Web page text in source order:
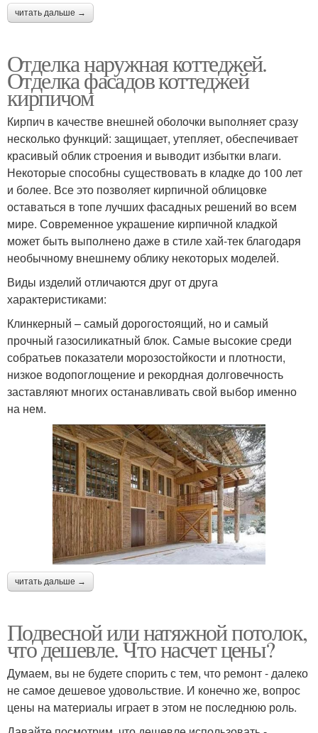
читать дальше →
Отделка наружная коттеджей.
Отделка фасадов коттеджей
кирпичом
Кирпич в качестве внешней оболочки выполняет сразу
несколько функций: защищает, утепляет, обеспечивает
красивый облик строения и выводит избытки влаги.
Некоторые способны существовать в кладке до 100 лет
и более. Все это позволяет кирпичной облицовке
оставаться в топе лучших фасадных решений во всем
мире. Современное украшение кирпичной кладкой
может быть выполнено даже в стиле хай-тек благодаря
необычному внешнему облику некоторых моделей.
Виды изделий отличаются друг от друга
характеристиками:
Клинкерный – самый дорогостоящий, но и самый
прочный газосиликатный блок. Самые высокие среди
собратьев показатели морозостойкости и плотности,
низкое водопоглощение и рекордная долговечность
заставляют многих останавливать свой выбор именно
на нем.
читать дальше →
Подвесной или натяжной потолок,
что дешевле. Что насчет цены?
Думаем, вы не будете спорить с тем, что ремонт - далеко
не самое дешевое удовольствие. И конечно же, вопрос
цены на материалы играет в этом не последнюю роль.